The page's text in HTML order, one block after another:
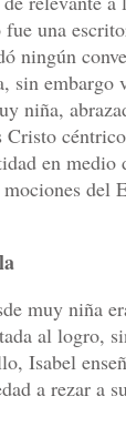
una
ningún
sin embargo
niña,
Cristo
en medio
del
muy niña
al logro,
Isabel
a rezar a